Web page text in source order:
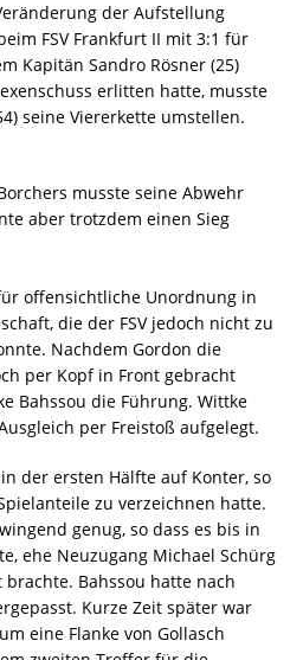
der Aufstellung
FSV Frankfurt II mit 3:1 für
Kapitän Sandro Rösner (25)
erlitten hatte, musste
seine Viererkette umstellen.
musste seine Abwehr
aber trotzdem einen Sieg
offensichtliche Unordnung in
die der FSV jedoch nicht zu
Nachdem Gordon die
per Kopf in Front gebracht
Bahssou die Führung. Wittke
per Freistoß aufgelegt.
der ersten Hälfte auf Konter, so
zu verzeichnen hatte.
genug, so dass es bis in
ehe Neuzugang Michael Schürg
Bahssou hatte nach
Kurze Zeit später war
eine Flanke von Gollasch